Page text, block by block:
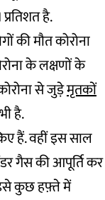
है.
की मौत कोरोना
के लक्षणों के
से जुड़ेमृतकों
है.
हैं. वहीं इस साल
गैस की आपूर्ति कर
कुछ हफ़्ते में